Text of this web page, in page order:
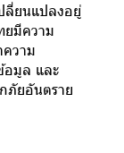
ลี่ยนแปลงอยู่
ยมีความ
วาม
มูล และ
ภัยอันตราย